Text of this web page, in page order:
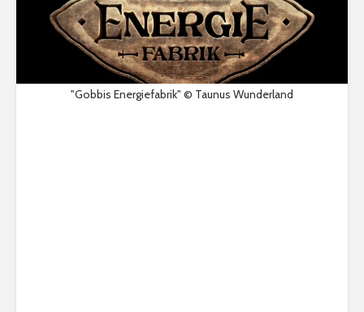
"Gobbis Energiefabrik" © Taunus Wunderland